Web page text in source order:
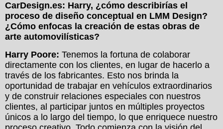
CarDesign.es: Harry, ¿cómo describirías el
proceso de diseño conceptual en LMM Design?
¿Cómo enfocas la creación de estas obras de
arte automovilísticas?
Harry Poore: Tenemos la fortuna de colaborar
directamente con los clientes, en lugar de hacerlo a
través de los fabricantes. Esto nos brinda la
oportunidad de trabajar en vehículos extraordinarios
y de construir relaciones especiales con nuestros
clientes, al participar juntos en múltiples proyectos
únicos a lo largo del tiempo, lo que enriquece nuestro